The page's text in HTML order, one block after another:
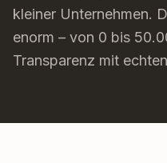
kleiner Unternehmen.
enorm – von 0 bis
Transparenz mit